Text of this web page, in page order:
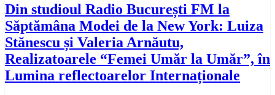
Din studioul Radio București FM la
Săptămâna Modei de la New York: Luiza
Stănescu și Valeria Arnăutu,
Realizatoarele “Femei Umăr la Umăr”, în
Lumina reflectoarelor Internaționale